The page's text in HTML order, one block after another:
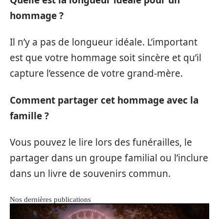
hommage ?
Il n’y a pas de longueur idéale. L’important
est que votre hommage soit sincère et qu’il
capture l’essence de votre grand-mère.
Comment partager cet hommage avec la
famille ?
Vous pouvez le lire lors des funérailles, le
partager dans un groupe familial ou l’inclure
dans un livre de souvenirs commun.
Nos dernières publications